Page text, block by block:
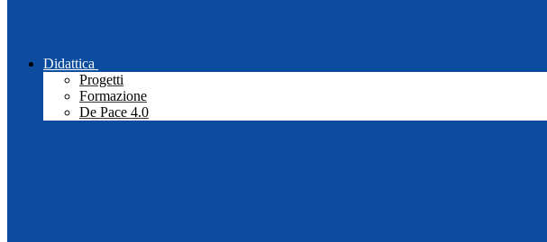
Didattica
Progetti
Formazione
De Pace 4.0